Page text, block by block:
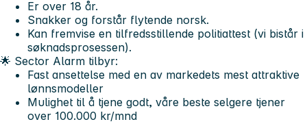
Er over 18 år.
Snakker og forstår flytende norsk.
Kan fremvise en tilfredsstillende politiattest (vi bistår i
søknadsprosessen).
🌟 Sector Alarm tilbyr:
Fast ansettelse med en av markedets mest attraktive
lønnsmodeller
Mulighet til å tjene godt, våre beste selgere tjener
over 100.000 kr/mnd